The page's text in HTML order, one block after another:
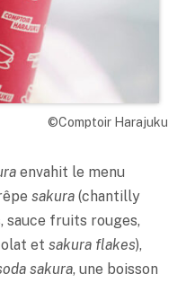
©Comptoir Harajuku
envahit le menu
sakura (chantilly
sauce fruits rouges,
et sakura flakes),
sakura, une boisson